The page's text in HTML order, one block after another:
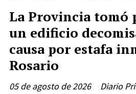
La Provincia tomó
un edificio
causa por estafa
Rosario
Diario
05 de agosto de 2026